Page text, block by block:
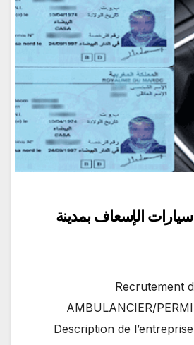
سيارات الإسعاف بمدينة
Recrutement
AMBULANCIER/
Description de